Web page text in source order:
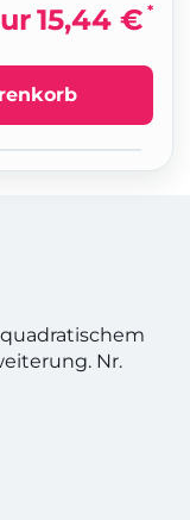
15,44 € *
Nr.